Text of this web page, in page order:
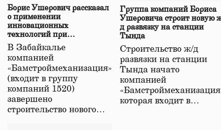
Борис Ушерович рассказал
о применении
инновационных
технологий при
строительстве нового моста
в Забайкалье
В Забайкалье
компанией
«Бамстроймеханизация»
(входит в группу
компаний 1520)
завершено
строительство нового…
Группа компаний Бориса
Ушеровича строит новую
д развязку на станции
Тында
Строительство ж/д
развязки на станции
Тында начато
компанией
которая входит в…